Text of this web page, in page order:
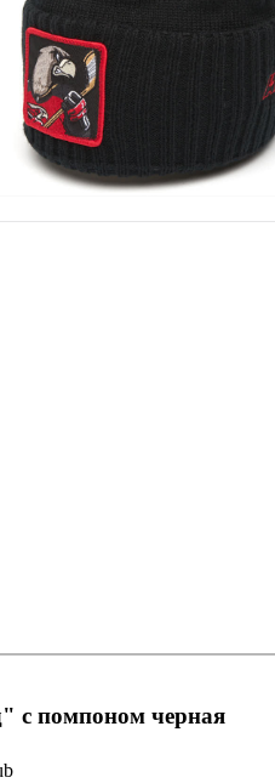
помпоном черная